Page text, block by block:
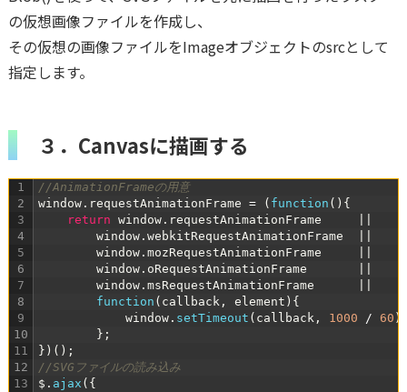
の仮想画像ファイルを作成し、
その仮想の画像ファイルをImageオブジェクトのsrcとして
指定します。
３．Canvasに描画する
1
2
3
4
5
6
7
8
9
10
11
12
13
//AnimationFrameの用意
window. requestAnimationFrame = ( function ( ) {
return window. requestAnimationFrame
window. webkitRequestAnimationFrame
window. mozRequestAnimationFrame
window. oRequestAnimationFrame
window. msRequestAnimationFrame
function ( callback, element ) {
window. setTimeout ( callback, 1000 / 60 )
} ;
} ) ( ) ;
//SVGファイルの読み込み
$ . ajax ( {